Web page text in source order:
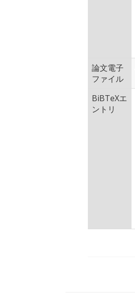
論文電子
ファイル
BiBTeXエ
ントリ